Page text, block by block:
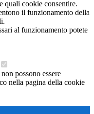
quali cookie consentire.
il funzionamento della
al funzionamento potete
possono essere
nella pagina della cookie